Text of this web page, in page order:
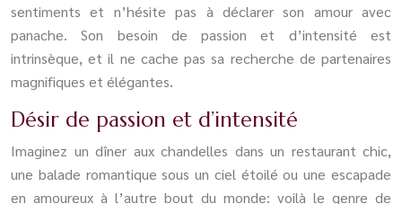
sentiments et n’hésite pas à déclarer son amour avec
panache. Son besoin de passion et d’intensité est
intrinsèque, et il ne cache pas sa recherche de partenaires
magnifiques et élégantes.
Désir de passion et d’intensité
Imaginez un dîner aux chandelles dans un restaurant chic,
une balade romantique sous un ciel étoilé ou une escapade
en amoureux à l’autre bout du monde: voilà le genre de